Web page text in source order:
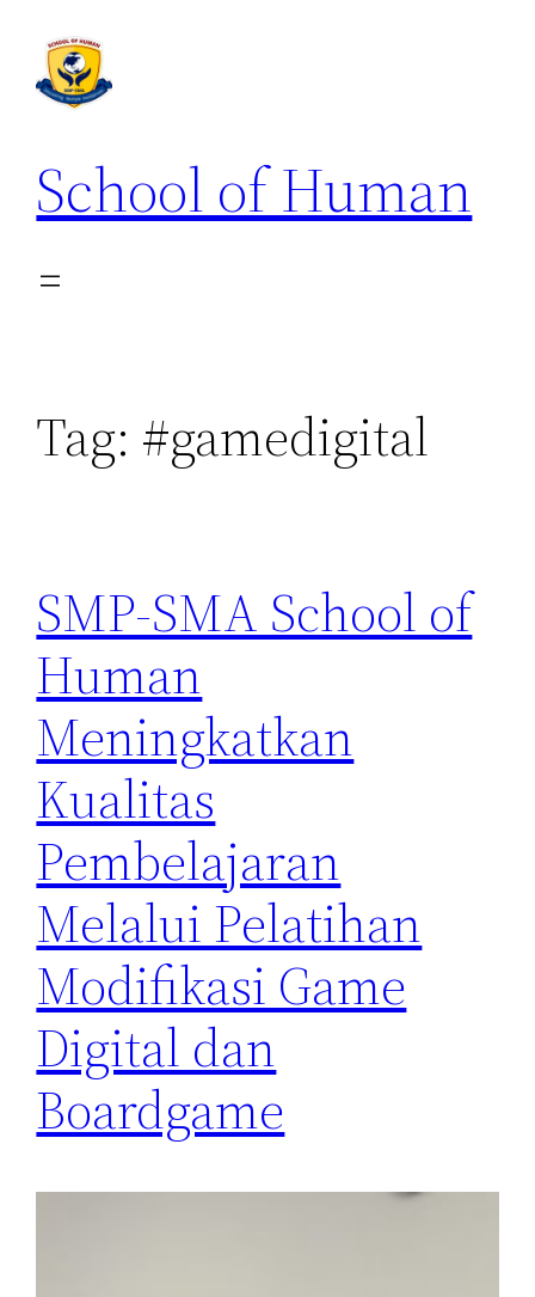
School of Human
Tag: #gamedigital
SMP-SMA School of
Human
Meningkatkan
Kualitas
Pembelajaran
Melalui Pelatihan
Modifikasi Game
Digital dan
Boardgame